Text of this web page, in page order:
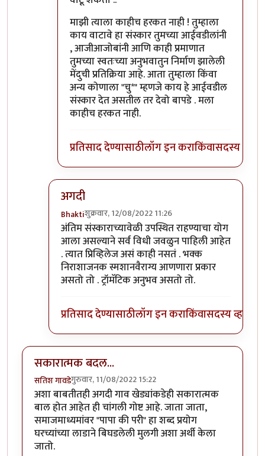
माझी त्याला काहीच हरकत नाही ! तुम्हाला
काय वाटावे हा संस्कार तुमच्या आईवडीलांनी
, आजीआजोबांनी आणि काही प्रमाणात
तुमच्या स्वतःच्या अनुभवातुन निर्माण झालेली
मेंदुची प्रतिक्रिया आहे. आता तुम्हाला किंवा
अन्य कोणाला "चु*" म्हणजे काय हे आईवडील
संस्कार देत असतील तर देवो बापडे . मला
काहीच हरकत नाही.
प्रतिसाद देण्यासाठीलॉग इन कराकिंवासदस्य व्हा
अगदी
Bhaktiशुक्रवार, 12/08/2022 11:26
In reply toविचित्र प्रतिसाद?byप्रसाद गोडबोले
अंतिम संस्काराच्यावेळी उपस्थित राहण्याचा योग
आला असल्याने सर्व विधी जवळुन पाहिली आहेत
. त्यात प्रिव्हिलेज असं काही नसतं . भक्क
निराशाजनक स्मशानवैराग्य आणणारा प्रकार
असतो तो . ट्रॉमॅटिक अनुभव असतो तो.
प्रतिसाद देण्यासाठीलॉग इन कराकिंवासदस्य व्हा
सकारात्मक बदल...
सतिश गावडेगुरुवार, 11/08/2022 15:22
अशा बाबतीतही अगदी गाव खेड्यांकडेही सकारात्मक
बाल होत आहेत ही चांगली गोष्ट आहे. जाता जाता,
समाजमाध्यमांवर "पापा की परी" हा शब्द प्रयोग
घरच्यांच्या लाडाने बिघडलेली मुलगी अशा अर्थी केला
जातो.